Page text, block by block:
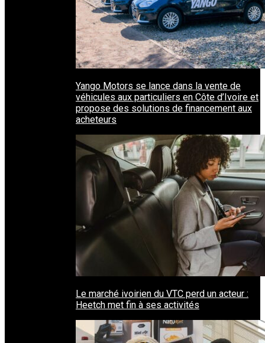
Yango Motors se lance dans la vente de
véhicules aux particuliers en Côte d’Ivoire et
propose des solutions de financement aux
acheteurs
Le marché ivoirien du VTC perd un acteur :
Heetch met fin à ses activités